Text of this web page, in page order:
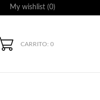
My wishlist (0)
CARRITO: 0